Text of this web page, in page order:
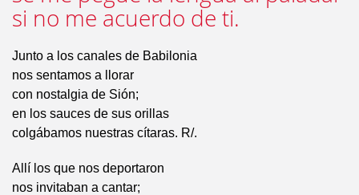
si no me acuerdo de ti.
Junto a los canales de Babilonia
nos sentamos a llorar
con nostalgia de Sión;
en los sauces de sus orillas
colgábamos nuestras cítaras. R/.
Allí los que nos deportaron
nos invitaban a cantar;